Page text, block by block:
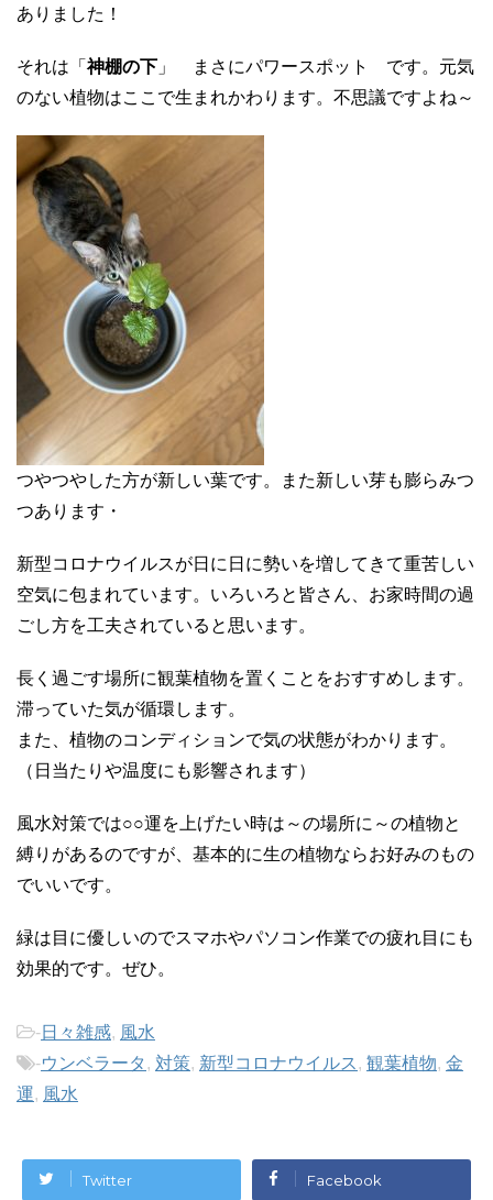
ありました！
それは「神棚の下 」 まさにパワースポット です。元気
のない植物はここで生まれかわります。不思議ですよね～
つやつやした方が新しい葉です。また新しい芽も膨らみつ
つあります・
新型コロナウイルスが日に日に勢いを増してきて重苦しい
空気に包まれています。いろいろと皆さん、お家時間の過
ごし方を工夫されていると思います。
長く過ごす場所に観葉植物を置くことをおすすめします。
滞っていた気が循環します。
また、植物のコンディションで気の状態がわかります。
（日当たりや温度にも影響されます）
風水対策では○○運を上げたい時は～の場所に～の植物と
縛りがあるのですが、基本的に生の植物ならお好みのもの
でいいです。
緑は目に優しいのでスマホやパソコン作業での疲れ目にも
効果的です。ぜひ。
-日々雑感, 風水
-ウンベラータ , 対策, 新型コロナウイルス , 観葉植物, 金
運, 風水
Twitter Facebook